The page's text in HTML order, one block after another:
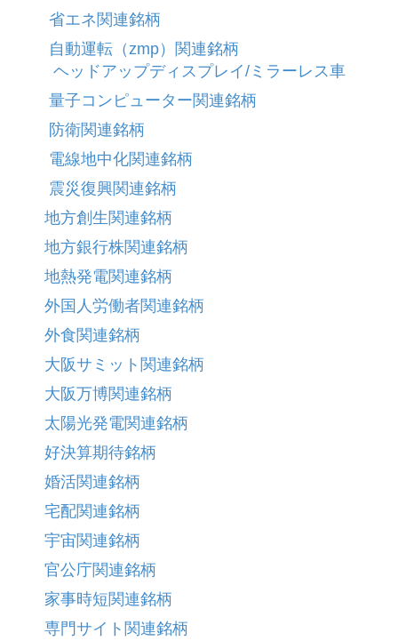
省エネ関連銘柄
自動運転（zmp）関連銘柄
ヘッドアップディスプレイ/ミラーレス車
量子コンピューター関連銘柄
防衛関連銘柄
電線地中化関連銘柄
震災復興関連銘柄
地方創生関連銘柄
地方銀行株関連銘柄
地熱発電関連銘柄
外国人労働者関連銘柄
外食関連銘柄
大阪サミット関連銘柄
大阪万博関連銘柄
太陽光発電関連銘柄
好決算期待銘柄
婚活関連銘柄
宅配関連銘柄
宇宙関連銘柄
官公庁関連銘柄
家事時短関連銘柄
専門サイト関連銘柄